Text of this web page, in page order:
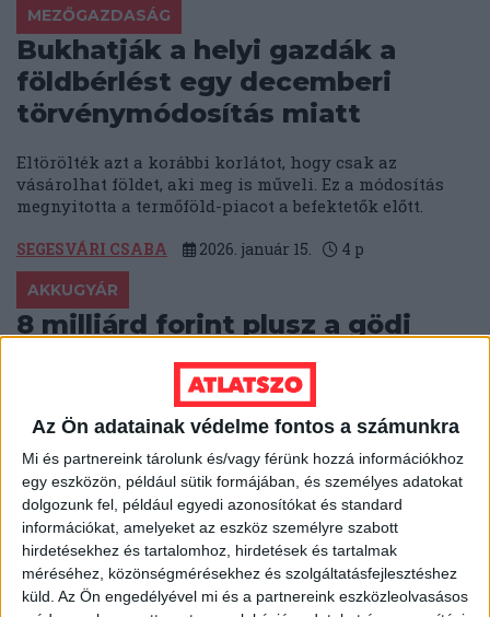
Az Ön adatainak védelme fontos a számunkra
Mi és partnereink tárolunk és/vagy férünk hozzá információkhoz
egy eszközön, például sütik formájában, és személyes adatokat
dolgozunk fel, például egyedi azonosítókat és standard
információkat, amelyeket az eszköz személyre szabott
hirdetésekhez és tartalomhoz, hirdetések és tartalmak
méréséhez, közönségmérésekhez és szolgáltatásfejlesztéshez
küld. Az Ön engedélyével mi és a partnereink eszközleolvasásos
MEZŐGAZDASÁG
Bukhatják a helyi gazdák a
földbérlést egy decemberi
törvénymódosítás miatt
Eltörölték azt a korábbi korlátot, hogy csak az
vásárolhat földet, aki meg is műveli. Ez a módosítás
megnyitotta a termőföld-piacot a befektetők előtt.
SEGESVÁRI CSABA 2026. január 15. 4 p
AKKUGYÁR
8 milliárd forint plusz a gödi
akkugyárhoz kapcsolódó
villamosenergia-fejlesztésekre
Így már 57,5 milliárd forintra, az eredeti összeg két és
félszeresére nőtt a gyár és a térség villamosenergia
ellátásának költsége, amelyet a kormány közpénzből
finanszíroz.
BODNÁR ZSUZSA 2026. január 7. 6 p
JOGI ESETEK